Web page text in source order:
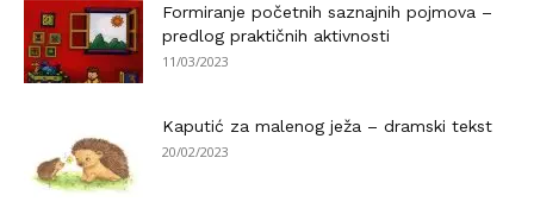
Formiranje početnih saznajnih pojmova –
predlog praktičnih aktivnosti
11/03/2023
Kaputić za malenog ježa – dramski tekst
20/02/2023